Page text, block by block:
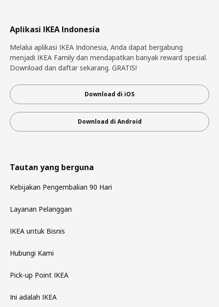
Aplikasi IKEA Indonesia
Melalui aplikasi IKEA Indonesia, Anda dapat bergabung
menjadi IKEA Family dan mendapatkan banyak reward spesial.
Download dan daftar sekarang. GRATIS!
Download di iOS
Download di Android
Tautan yang berguna
Kebijakan Pengembalian 90 Hari
Layanan Pelanggan
IKEA untuk Bisnis
Hubungi Kami
Pick-up Point IKEA
Ini adalah IKEA